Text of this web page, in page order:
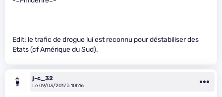
Edit: le trafic de drogue lui est reconnu pour déstabiliser des
Etats (cf Amérique du Sud).
j-c_32
Le 09/03/2017 à 10h16